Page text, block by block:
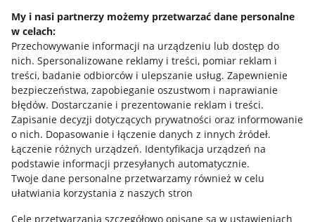
My i nasi partnerzy możemy przetwarzać dane personalne
w celach:
Przechowywanie informacji na urządzeniu lub dostęp do
nich. Spersonalizowane reklamy i treści, pomiar reklam i
treści, badanie odbiorców i ulepszanie usług. Zapewnienie
bezpieczeństwa, zapobieganie oszustwom i naprawianie
błędów. Dostarczanie i prezentowanie reklam i treści.
Zapisanie decyzji dotyczących prywatności oraz informowanie
o nich. Dopasowanie i łączenie danych z innych źródeł.
Łączenie różnych urządzeń. Identyfikacja urządzeń na
podstawie informacji przesyłanych automatycznie.
Twoje dane personalne przetwarzamy również w celu
ułatwiania korzystania z naszych stron
Cele przetwarzania szczegółowo opisane są w ustawieniach
Allegro Gadane dla sprzedających
Allegro Gadane dla kupujących
Mapa miejscowości
Informacje prawne
Regulamin
Polityka plików "cookies"
Ustawienia plików "cookies"